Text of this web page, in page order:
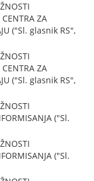
ZA
("Sl. glasnik RS",
ZA
("Sl. glasnik RS",
("Sl.
("Sl.